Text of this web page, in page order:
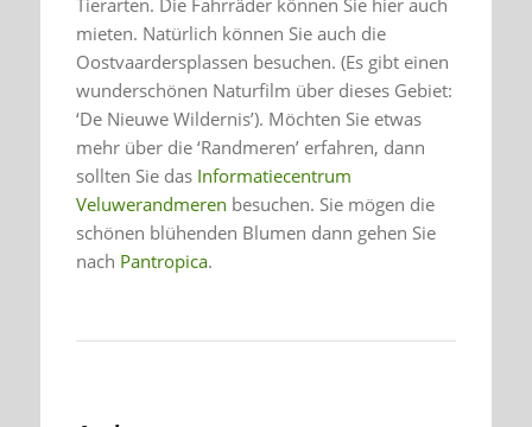
Tierarten. Die Fahrräder können Sie hier auch
mieten. Natürlich können Sie auch die
Oostvaardersplassen besuchen. (Es gibt einen
wunderschönen Naturfilm über dieses Gebiet:
‘De Nieuwe Wildernis’). Möchten Sie etwas
mehr über die ‘Randmeren’ erfahren, dann
sollten Sie das Informatiecentrum
Veluwerandmeren besuchen. Sie mögen die
schönen blühenden Blumen dann gehen Sie
nach Pantropica.